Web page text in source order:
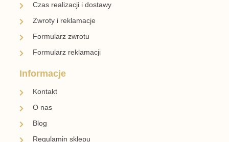
Czas realizacji i dostawy
Zwroty i reklamacje
Formularz zwrotu
Formularz reklamacji
Informacje
Kontakt
O nas
Blog
Regulamin sklepu